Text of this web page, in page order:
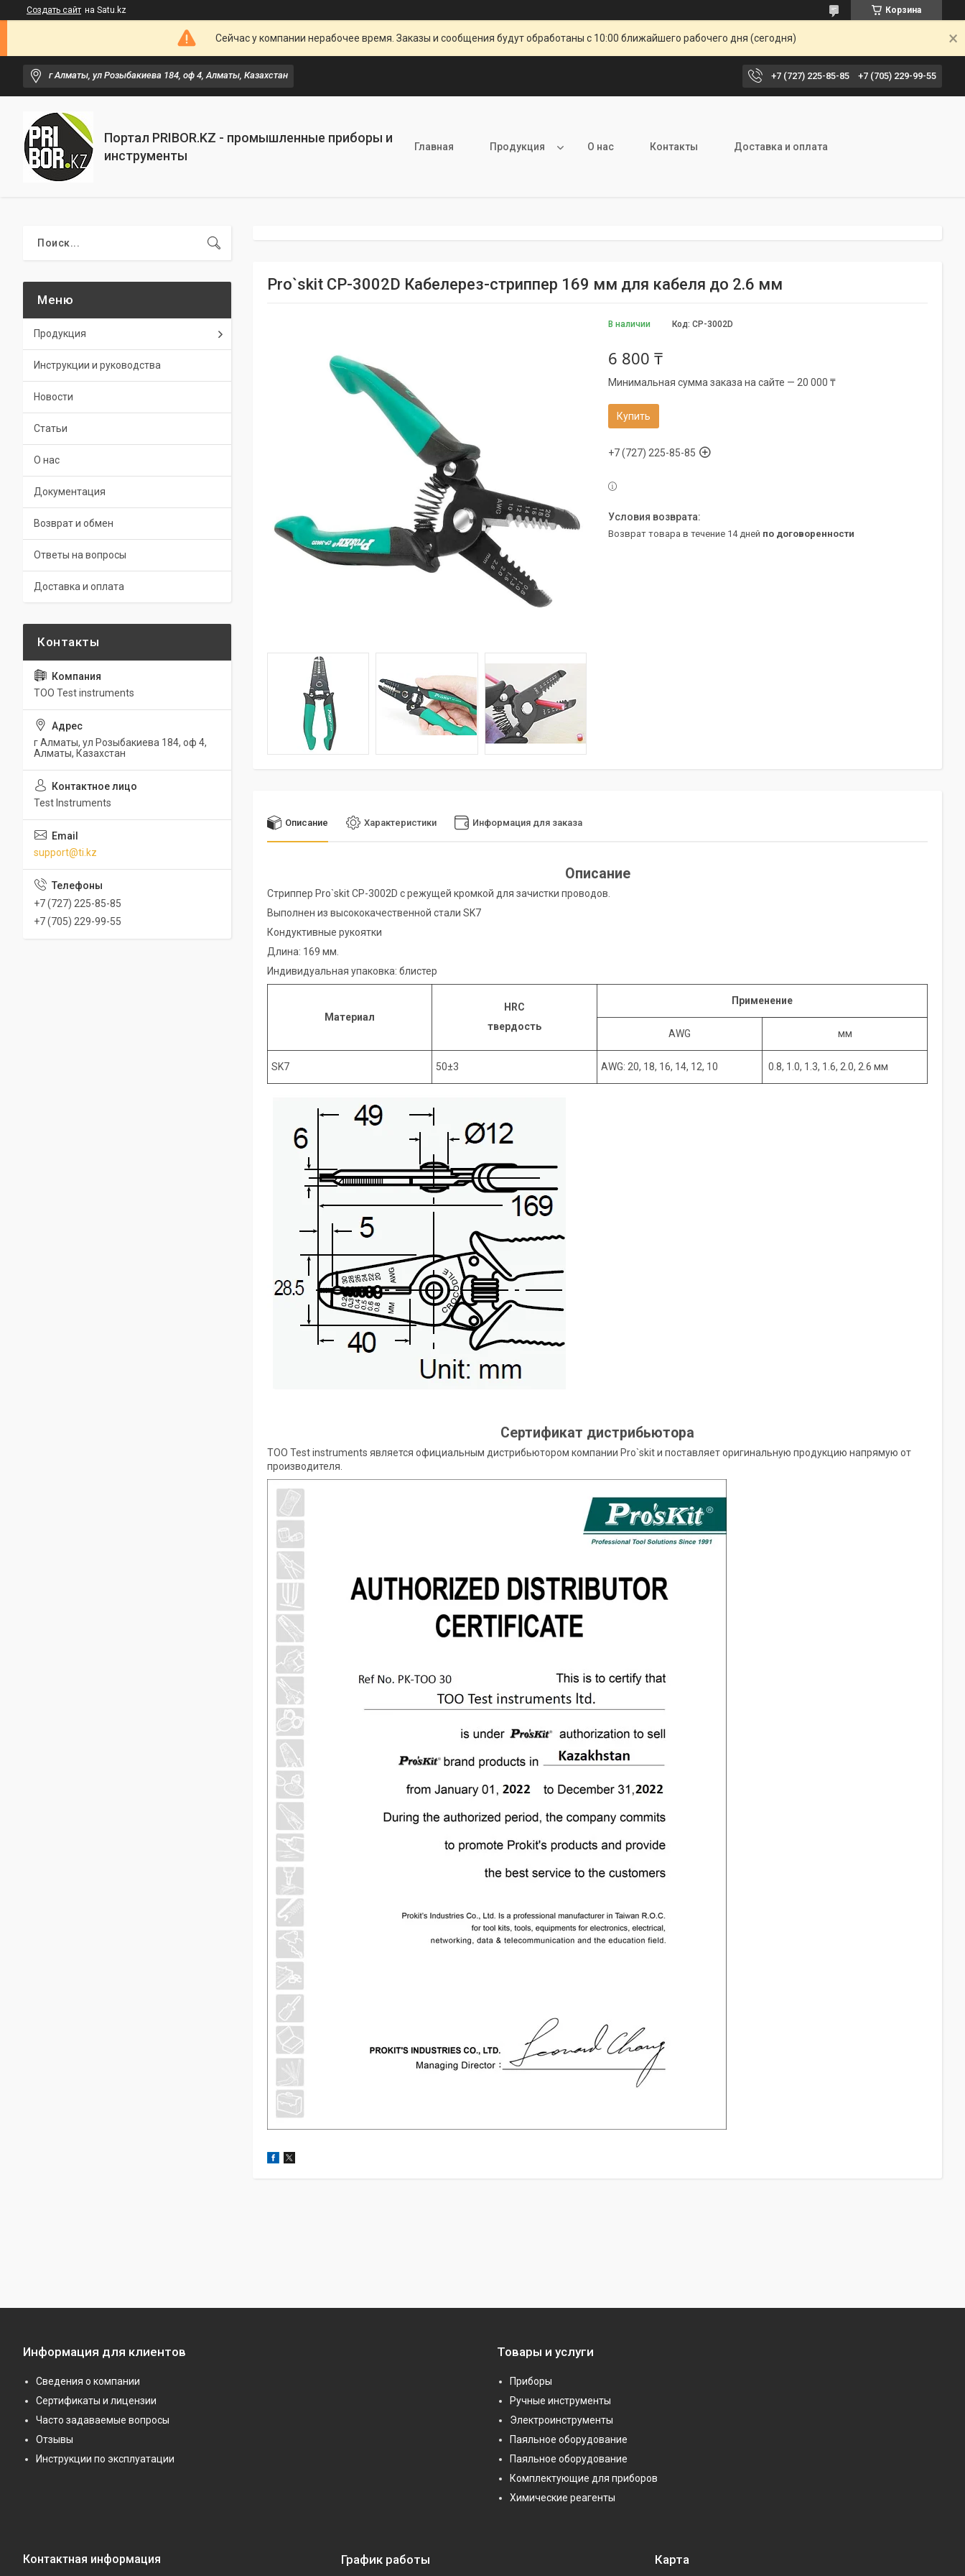
Создать сайт на Satu.kz Корзина
Сейчас у компании нерабочее время. Заказы и сообщения будут обработаны с 10:00 ближайшего рабочего дня (сегодня)
г Алматы, ул Розыбакиева 184, оф 4, Алматы, Казахстан +7 (727) 225-85-85 +7 (705) 229-99-55
Портал PRIBOR.KZ - промышленные приборы и
инструменты
Главная Продукция О нас Контакты Доставка и оплата
Pro`skit CP-3002D Кабелерез-стриппер 169 мм для кабеля до 2.6 мм
В наличии Код: CP-3002D
6 800 ₸
Минимальная сумма заказа на сайте — 20 000 ₸
Купить
+7 (727) 225-85-85
возврат товара в течение 14 дней по договоренности
Описание Характеристики Информация для заказа
Описание
Стриппер Pro`skit CP-3002D с режущей кромкой для зачистки проводов.
Выполнен из высококачественной стали SK7
Кондуктивные рукоятки
Длина: 169 мм.
Индивидуальная упаковка: блистер
Материал
HRC
твердость
Применение
AWG мм
SK7 50±3 AWG: 20, 18, 16, 14, 12, 10 0.8, 1.0, 1.3, 1.6, 2.0, 2.6 мм
Сертификат дистрибьютора
ТОО Test instruments является официальным дистрибьютором компании Pro`skit и поставляет оригинальную продукцию напрямую от
производителя.
Продукция
Инструкции и руководства
Новости
Статьи
О нас
Документация
Возврат и обмен
Ответы на вопросы
Доставка и оплата
ТОО Test instruments
г Алматы, ул Розыбакиева 184, оф 4,
Алматы, Казахстан
Test Instruments
support@ti.kz
+7 (727) 225-85-85
+7 (705) 229-99-55
Информация для клиентов
Сведения о компании
Сертификаты и лицензии
Часто задаваемые вопросы
Отзывы
Инструкции по эксплуатации
Товары и услуги
Приборы
Ручные инструменты
Электроинструменты
Паяльное оборудование
Паяльное оборудование
Комплектующие для приборов
Химические реагенты
График работы Карта